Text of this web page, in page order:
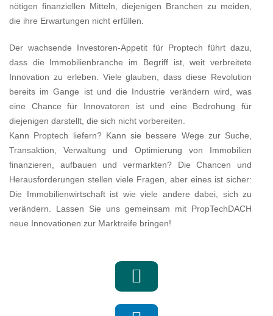
nötigen finanziellen Mitteln, diejenigen Branchen zu meiden,
die ihre Erwartungen nicht erfüllen.
Der wachsende Investoren-Appetit für Proptech führt dazu,
dass die Immobilienbranche im Begriff ist, weit verbreitete
Innovation zu erleben. Viele glauben, dass diese Revolution
bereits im Gange ist und die Industrie verändern wird, was
eine Chance für Innovatoren ist und eine Bedrohung für
diejenigen darstellt, die sich nicht vorbereiten.
Kann Proptech liefern? Kann sie bessere Wege zur Suche,
Transaktion, Verwaltung und Optimierung von Immobilien
finanzieren, aufbauen und vermarkten? Die Chancen und
Herausforderungen stellen viele Fragen, aber eines ist sicher:
Die Immobilienwirtschaft ist wie viele andere dabei, sich zu
verändern. Lassen Sie uns gemeinsam mit PropTechDACH
neue Innovationen zur Marktreife bringen!